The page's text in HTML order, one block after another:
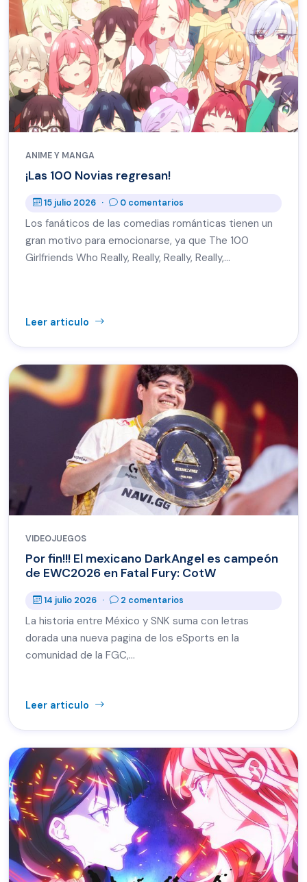
ANIME Y MANGA
¡Las 100 Novias regresan!
15 julio 2026 · 0 comentarios
Los fanáticos de las comedias románticas tienen un
gran motivo para emocionarse, ya que The 100
Girlfriends Who Really, Really, Really, Really,…
Leer articulo
VIDEOJUEGOS
Por fin!!! El mexicano DarkAngel es campeón
de EWC2026 en Fatal Fury: CotW
14 julio 2026 · 2 comentarios
La historia entre México y SNK suma con letras
dorada una nueva pagina de los eSports en la
comunidad de la FGC,…
Leer articulo